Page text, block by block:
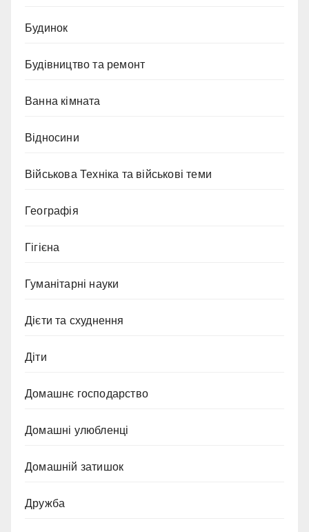
Будинок
Будівництво та ремонт
Ванна кімната
Відносини
Військова Техніка та військові теми
Географія
Гігієна
Гуманітарні науки
Дієти та схуднення
Діти
Домашнє господарство
Домашні улюбленці
Домашній затишок
Дружба